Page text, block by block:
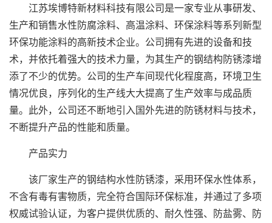
江苏埃博特新材料科技有限公司是一家专业从事研发、
生产和销售水性防腐涂料、高温涂料、环保涂料等系列新型
环保功能涂料的高新技术企业。公司拥有先进的设备和技
术，并依托着强大的技术力量，为其生产的钢结构防锈漆增
添了不少的优势。公司的生产车间现代化程度高，环境卫生
情况优良，序列化的生产线大大提高了生产效率与成品质
量。此外，公司还不断地引入国外先进的防锈材料与技术，
不断提升产品的性能和质量。
产品实力
该厂家生产的钢结构水性防锈漆，采用环保水性体系，
不含有毒有害物质，完全符合国际环保标准，并通过了多项
权威试验认证，为客户提供优质的、耐久性强、防盐雾、防